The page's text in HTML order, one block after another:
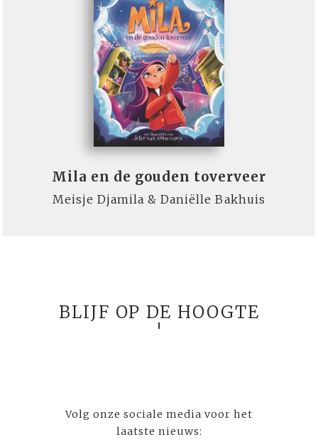
Mila en de gouden toverveer
Meisje Djamila & Daniëlle Bakhuis
BLIJF OP DE HOOGTE
Volg onze sociale media voor het
laatste nieuws: